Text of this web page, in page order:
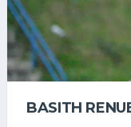
BASITH